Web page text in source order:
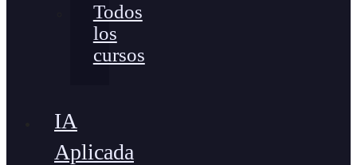
Todos
los
cursos
IA
Aplicada